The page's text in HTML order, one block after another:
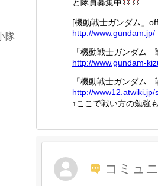
と隊員募集中
[機動戦士ガンダム」
http://www.gundam.jp/
「機動戦士ガンダム
http://www.gundam-kiz
「機動戦士ガンダム
http://www12.atwiki.jp/
↑ここで戦い方の勉強
コミュ
隊